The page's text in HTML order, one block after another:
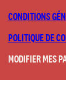
CONDITIONS
POLITIQUE DE
MODIFIER MES